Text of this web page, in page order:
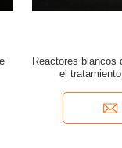
Reactores blancos
el